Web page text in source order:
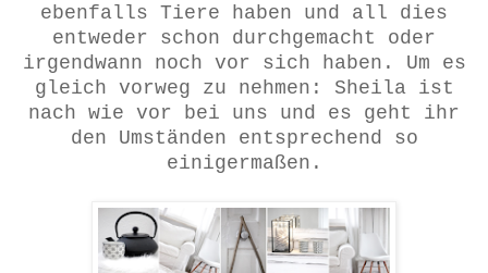
ebenfalls Tiere haben und all dies
entweder schon durchgemacht oder
irgendwann noch vor sich haben. Um es
gleich vorweg zu nehmen: Sheila ist
nach wie vor bei uns und es geht ihr
den Umständen entsprechend so
einigermaßen.